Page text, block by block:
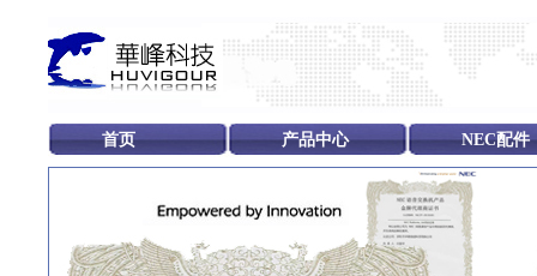
首页 产品中心 NEC配件